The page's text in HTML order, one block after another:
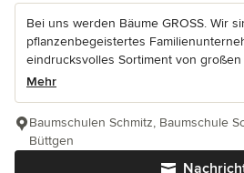
Bei uns werden Bäume GROSS. Wir
pflanzenbegeistertes
eindrucksvolles Sortiment von großen
Mehr
Baumschulen Schmitz, Baumschule
Büttgen